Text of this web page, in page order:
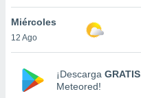
Miércoles
12 Ago
¡Descarga GRATIS
Meteored!